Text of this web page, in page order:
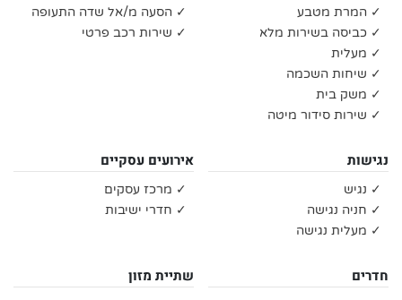
✓ המרת מטבע
✓ כביסה בשירות מלא
✓ מעלית
✓ שיחות השכמה
✓ משק בית
✓ שירות סידור מיטה
✓ הסעה מ/אל שדה התעופה
✓ שירות רכב פרטי
נגישות
✓ נגיש
✓ חניה נגישה
✓ מעלית נגישה
אירועים עסקיים
✓ מרכז עסקים
✓ חדרי ישיבות
חדרים שתיית מזון